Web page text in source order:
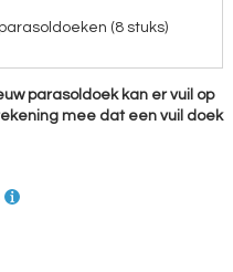
(8 stuks)
parasoldoek kan er vuil op
mee dat een vuil doek